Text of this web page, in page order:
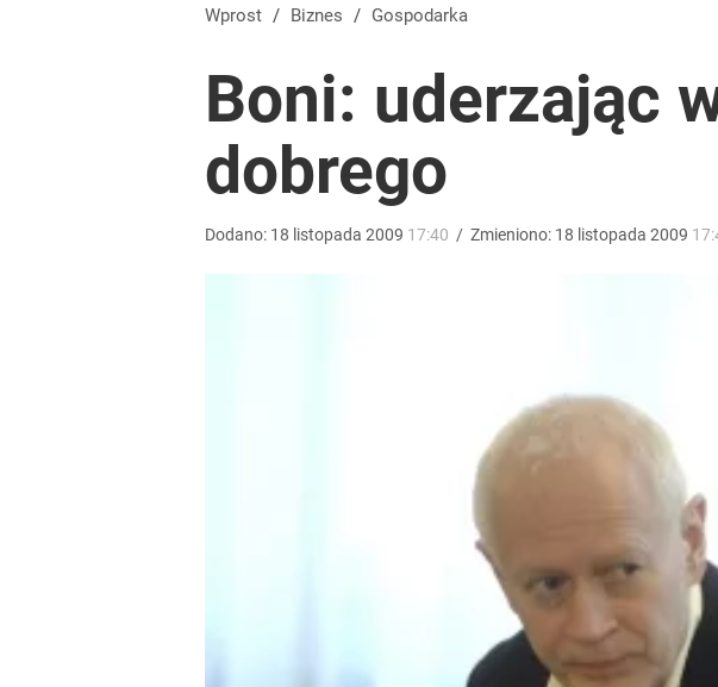
Wprost / Biznes / Gospodarka
Boni: uderzając
dobrego
Dodano: 18 listopada 2009 17:40 / Zmieniono: 18 listopada 2009